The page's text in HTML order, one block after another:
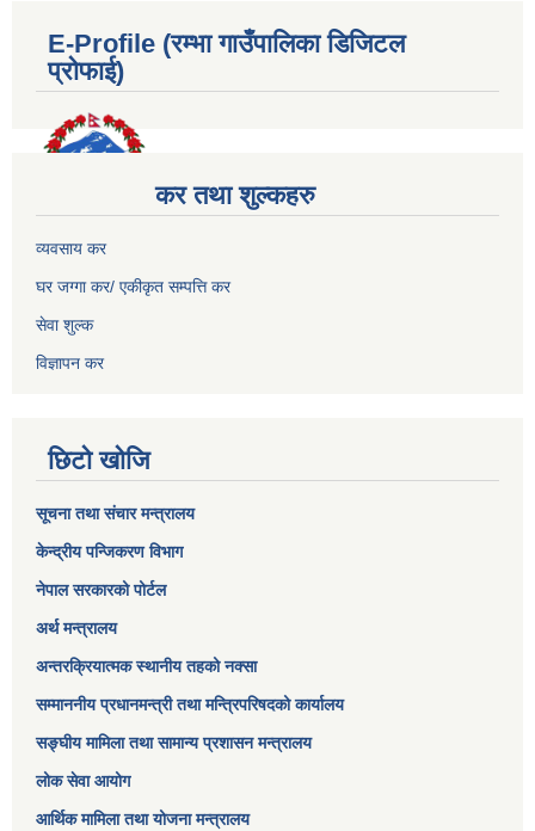
E-Profile (रम्भा गाउँपालिका डिजिटल
प्रोफाई)
कर तथा शुल्कहरु
व्यवसाय कर
घर जग्गा कर/ एकीकृत सम्पत्ति कर
सेवा शुल्क
विज्ञापन कर
छिटो खोजि
सूचना तथा संचार मन्त्रालय
केन्द्रीय पन्जिकरण विभाग
नेपाल सरकारको पोर्टल
अर्थ मन्त्रालय
अन्तरक्रियात्मक स्थानीय तहको नक्सा
सम्माननीय प्रधानमन्त्री तथा मन्त्रिपरिषद‌को कार्यालय
सङ्‍घीय मामिला तथा सामान्य प्रशासन मन्त्रालय
लोक सेवा आयोग
आर्थिक मामिला तथा योजना मन्त्रालय​